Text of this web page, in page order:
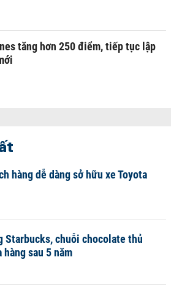
tăng hơn 250 điểm, tiếp tục lập
hàng dễ dàng sở hữu xe Toyota
Starbucks, chuỗi chocolate thủ
sau 5 năm